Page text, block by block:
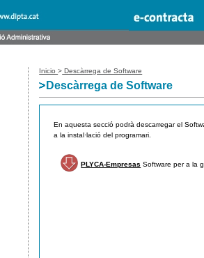
Inicio> Descàrrega de Software
Descàrrega de Software
En aquesta secció podrà descarregar el
a la instal·lació del programari.
PLYCA-Empresas Software per a la